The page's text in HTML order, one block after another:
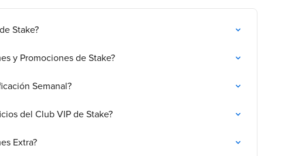
Stake?
y Promociones de Stake?
Semanal?
del Club VIP de Stake?
Extra?